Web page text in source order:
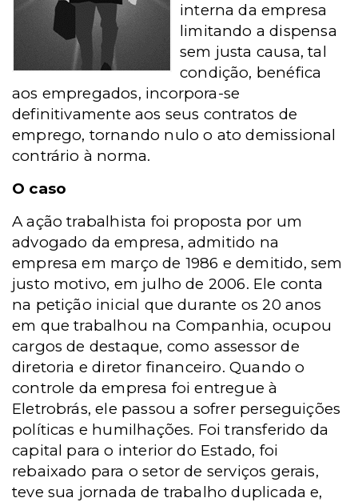
interna da empresa
limitando a dispensa
sem justa causa, tal
condição, benéfica
aos empregados, incorpora-se
definitivamente aos seus contratos de
emprego, tornando nulo o ato demissional
contrário à norma.
O caso
A ação trabalhista foi proposta por um
advogado da empresa, admitido na
empresa em março de 1986 e demitido, sem
justo motivo, em julho de 2006. Ele conta
na petição inicial que durante os 20 anos
em que trabalhou na Companhia, ocupou
cargos de destaque, como assessor de
diretoria e diretor financeiro. Quando o
controle da empresa foi entregue à
Eletrobrás, ele passou a sofrer perseguições
políticas e humilhações. Foi transferido da
capital para o interior do Estado, foi
rebaixado para o setor de serviços gerais,
teve sua jornada de trabalho duplicada e,